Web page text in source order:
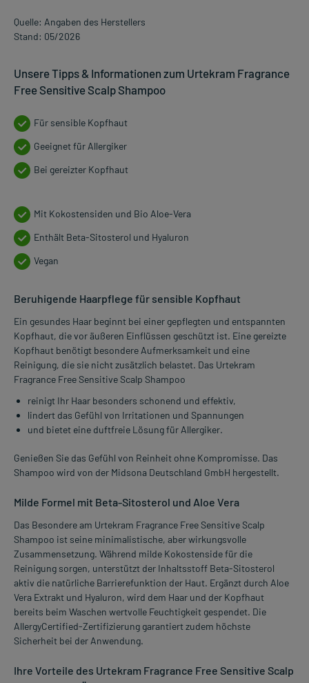
Quelle: Angaben des Herstellers
Stand: 05/2026
Unsere Tipps & Informationen zum Urtekram Fragrance
Free Sensitive Scalp Shampoo
Für sensible Kopfhaut
Geeignet für Allergiker
Bei gereizter Kopfhaut
Mit Kokostensiden und Bio Aloe-Vera
Enthält Beta-Sitosterol und Hyaluron
Vegan
Beruhigende Haarpflege für sensible Kopfhaut
Ein gesundes Haar beginnt bei einer gepflegten und entspannten
Kopfhaut, die vor äußeren Einflüssen geschützt ist. Eine gereizte
Kopfhaut benötigt besondere Aufmerksamkeit und eine
Reinigung, die sie nicht zusätzlich belastet. Das Urtekram
Fragrance Free Sensitive Scalp Shampoo
reinigt Ihr Haar besonders schonend und effektiv,
lindert das Gefühl von Irritationen und Spannungen
und bietet eine duftfreie Lösung für Allergiker.
Genießen Sie das Gefühl von Reinheit ohne Kompromisse. Das
Shampoo wird von der Midsona Deutschland GmbH hergestellt.
Milde Formel mit Beta-Sitosterol und Aloe Vera
Das Besondere am Urtekram Fragrance Free Sensitive Scalp
Shampoo ist seine minimalistische, aber wirkungsvolle
Zusammensetzung. Während milde Kokostenside für die
Reinigung sorgen, unterstützt der Inhaltsstoff Beta-Sitosterol
aktiv die natürliche Barrierefunktion der Haut. Ergänzt durch Aloe
Vera Extrakt und Hyaluron, wird dem Haar und der Kopfhaut
bereits beim Waschen wertvolle Feuchtigkeit gespendet. Die
AllergyCertified-Zertifizierung garantiert zudem höchste
Sicherheit bei der Anwendung.
Ihre Vorteile des Urtekram Fragrance Free Sensitive Scalp